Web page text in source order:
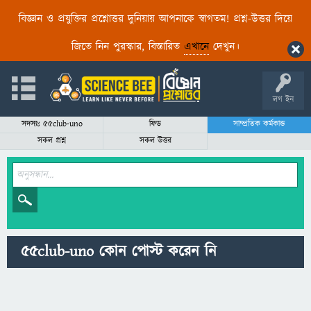
বিজ্ঞান ও প্রযুক্তির প্রশ্নোত্তর দুনিয়ায় আপনাকে স্বাগতম! প্রশ্ন-উত্তর দিয়ে
জিতে নিন পুরস্কার, বিস্তারিত এখানেদেখুন।
লগ ইন
সদস্যঃ 55club-uno ফিড
সাম্প্রতিক কর্মকান্ড
সকল প্রশ্ন
সকল উত্তর
55club-uno কোন পোস্ট করেন নি